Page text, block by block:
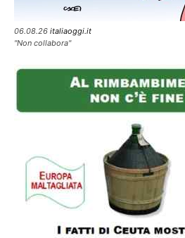
06.08.26 italiaoggi.it
"Non collabora"